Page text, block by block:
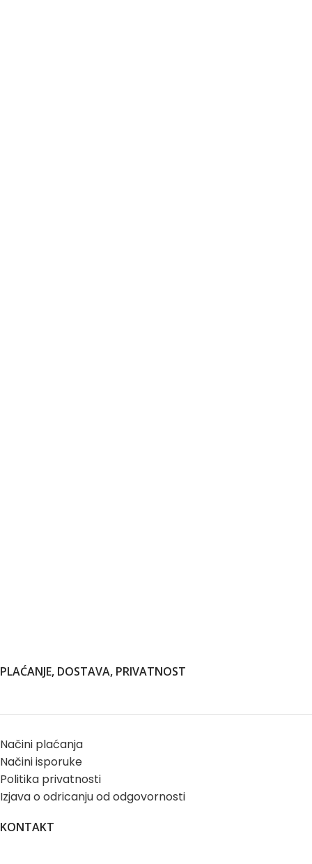
PLAĆANJE, DOSTAVA, PRIVATNOST
Načini plaćanja
Načini isporuke
Politika privatnosti
Izjava o odricanju od odgovornosti
KONTAKT